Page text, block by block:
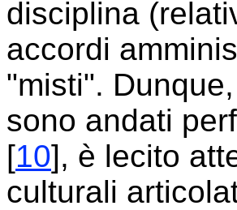
disciplina
accordi
"misti".
sono andati
[10], è lecito
culturali